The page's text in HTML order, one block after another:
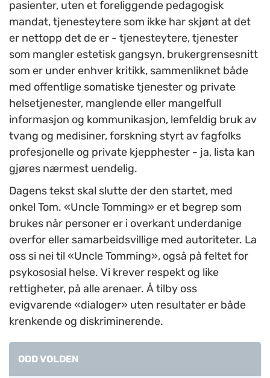
pasienter, uten et foreliggende pedagogisk
mandat, tjenesteytere som ikke har skjønt at det
er nettopp det de er - tjenesteytere, tjenester
som mangler estetisk gangsyn, brukergrensesnitt
som er under enhver kritikk, sammenliknet både
med offentlige somatiske tjenester og private
helsetjenester, manglende eller mangelfull
informasjon og kommunikasjon, lemfeldig bruk av
tvang og medisiner, forskning styrt av fagfolks
profesjonelle og private kjepphester - ja, lista kan
gjøres nærmest uendelig.
Dagens tekst skal slutte der den startet, med
onkel Tom. «Uncle Tomming» er et begrep som
brukes når personer er i overkant underdanige
overfor eller samarbeidsvillige med autoriteter. La
oss si nei til «Uncle Tomming», også på feltet for
psykososial helse. Vi krever respekt og like
rettigheter, på alle arenaer. Å tilby oss
evigvarende «dialoger» uten resultater er både
krenkende og diskriminerende.
ODD VOLDEN